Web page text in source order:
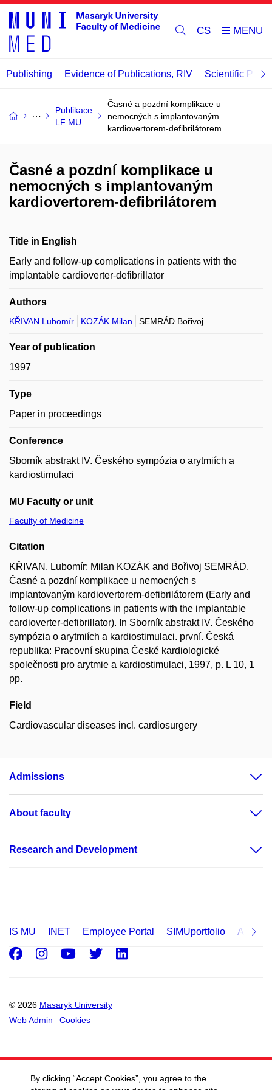
CS
Publishing Evidence of Publications, RIV Scientific
Publikace
LF MU
Časné a pozdní komplikace u
nemocných s implantovaným
kardiovertorem-defibrilátorem
Časné a pozdní komplikace u
nemocných s implantovaným
kardiovertorem-defibrilátorem
Title in English
Early and follow-up complications in patients with the
implantable cardioverter-defibrillator
Authors
KŘIVAN Lubomír KOZÁK Milan SEMRÁD Bořivoj
Year of publication
1997
Type
Paper in proceedings
Conference
Sborník abstrakt IV. Českého sympózia o arytmiích a
kardiostimulaci
MU Faculty or unit
Faculty of Medicine
Citation
KŘIVAN, Lubomír; Milan KOZÁK and Bořivoj SEMRÁD.
Časné a pozdní komplikace u nemocných s
implantovaným kardiovertorem-defibrilátorem (Early and
follow-up complications in patients with the implantable
cardioverter-defibrillator). In Sborník abstrakt IV. Českého
sympózia o arytmiích a kardiostimulaci. první. Česká
republika: Pracovní skupina České kardiologické
společnosti pro arytmie a kardiostimulaci, 1997, p. L 10, 1
pp.
Field
Cardiovascular diseases incl. cardiosurgery
Admissions
About faculty
Research and Development
IS MU INET Employee Portal SIMUportfolio
© 2026 Masaryk University
Web Admin
Cookies
Facebook
Instagram
Youtube
Twitter
By clicking “Accept Cookies”, you agree to the